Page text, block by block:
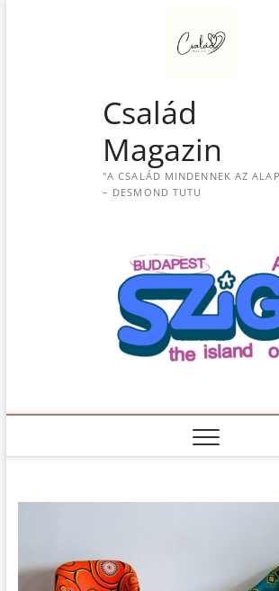
Család
Magazin
"A CSALÁD MINDENNEK AZ
– DESMOND TUTU